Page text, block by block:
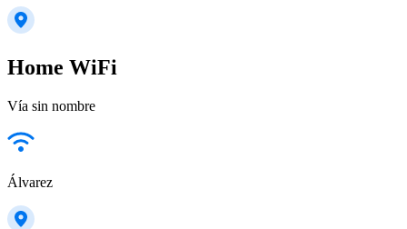
Home WiFi
Vía sin nombre
Álvarez